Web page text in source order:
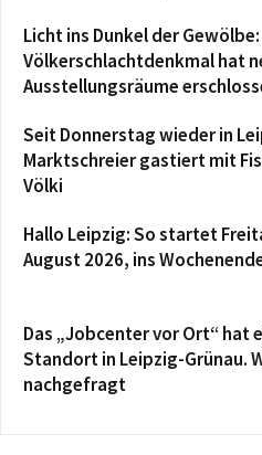
Licht ins Dunkel der Gewölbe:
Völkerschlachtdenkmal hat
Ausstellungsräume
Seit Donnerstag wieder in
Marktschreier gastiert mit
Völki
Hallo Leipzig: So startet
August 2026, ins
Das „Jobcenter vor Ort“ hat
Standort in Leipzig-Grünau.
nachgefragt